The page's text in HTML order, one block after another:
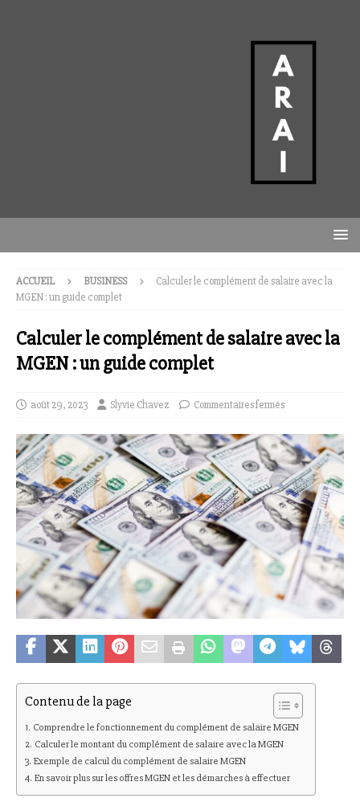
ACCUEIL BUSINESS
Calculer le complément de salaire avec la
MGEN : un guide complet
Calculer le complément de salaire avec la
MGEN : un guide complet
août 29, 2023 Slyvie Chavez Commentaires fermés
Contenu de la page
Comprendre le fonctionnement du complément de salaire MGEN
Calculer le montant du complément de salaire avec la MGEN
Exemple de calcul du complément de salaire MGEN
En savoir plus sur les offres MGEN et les démarches à effectuer